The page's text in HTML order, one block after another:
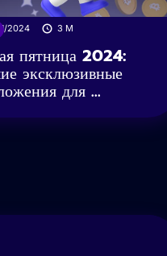
2024 3 M
пятница 2024:
эксклюзивные
для ...